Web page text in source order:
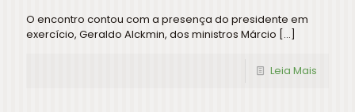
O encontro contou com a presença do presidente em
exercício, Geraldo Alckmin, dos ministros Márcio […]
Leia Mais